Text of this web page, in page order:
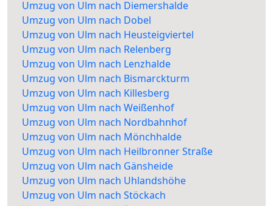
Umzug von Ulm nach Diemershalde
Umzug von Ulm nach Dobel
Umzug von Ulm nach Heusteigviertel
Umzug von Ulm nach Relenberg
Umzug von Ulm nach Lenzhalde
Umzug von Ulm nach Bismarckturm
Umzug von Ulm nach Killesberg
Umzug von Ulm nach Weißenhof
Umzug von Ulm nach Nordbahnhof
Umzug von Ulm nach Mönchhalde
Umzug von Ulm nach Heilbronner Straße
Umzug von Ulm nach Gänsheide
Umzug von Ulm nach Uhlandshöhe
Umzug von Ulm nach Stöckach